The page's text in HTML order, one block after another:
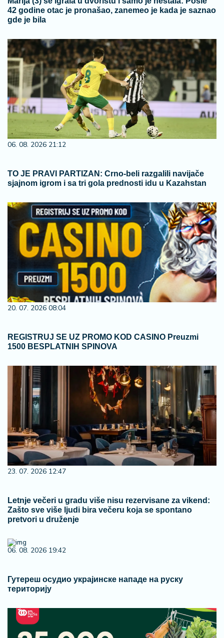
42 godine otac je pronašao, zanemeo je kada je saznao
gde je bila
06. 08. 2026 21:12
TO JE PRAVI PARTIZAN: Crno-beli razgalili navijače
sjajnom igrom i sa tri gola prednosti idu u Kazahstan
20. 07. 2026 08:04
REGISTRUJ SE UZ PROMO KOD CASINO Preuzmi
1500 BESPLATNIH SPINOVA
23. 07. 2026 12:47
Letnje večeri u gradu više nisu rezervisane za vikend:
Zašto sve više ljudi bira večeru koja se spontano
pretvori u druženje
06. 08. 2026 19:42
Гутереш осудио украјинске нападе на руску
територију